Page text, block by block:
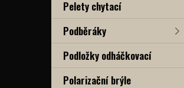
Pelety chytací
Podběráky
Podložky odháčkovací
Polarizační brýle